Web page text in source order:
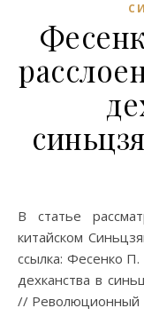
В статье рассматривается социальная ситуация в
китайском
ссылка: Фесенко
дехканства в
// Революционный